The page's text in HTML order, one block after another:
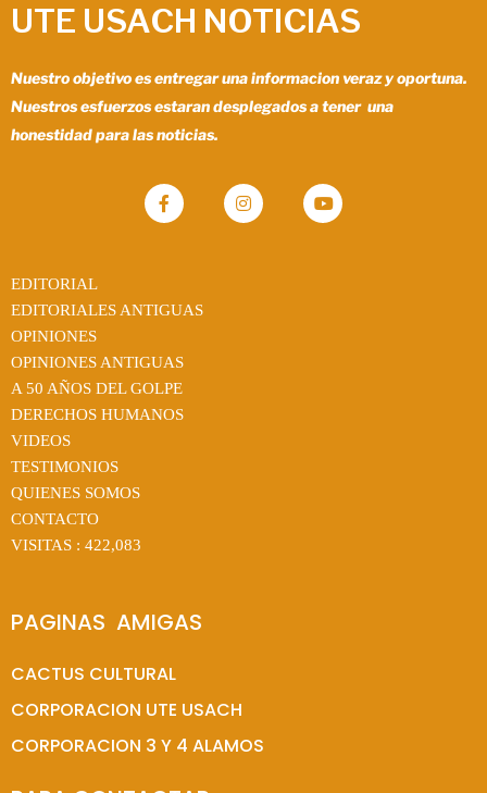
UTE USACH NOTICIAS
Nuestro objetivo es entregar una informacion veraz y oportuna.
Nuestros esfuerzos estaran desplegados a tener una
honestidad para las noticias.
EDITORIAL
EDITORIALES ANTIGUAS
OPINIONES
OPINIONES ANTIGUAS
A 50 AÑOS DEL GOLPE
DERECHOS HUMANOS
VIDEOS
TESTIMONIOS
QUIENES SOMOS
CONTACTO
VISITAS : 422,083
PAGINAS  AMIGAS
CACTUS CULTURAL
CORPORACION UTE USACH
CORPORACION 3 Y 4 ALAMOS